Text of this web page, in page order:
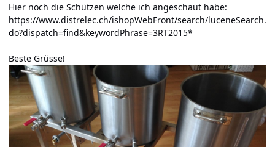
Hier noch die Schützen welche ich angeschaut habe:
https://www.distrelec.ch/ishopWebFront/search/luceneSearch.
do?dispatch=find&keywordPhrase=3RT2015*
Beste Grüsse!